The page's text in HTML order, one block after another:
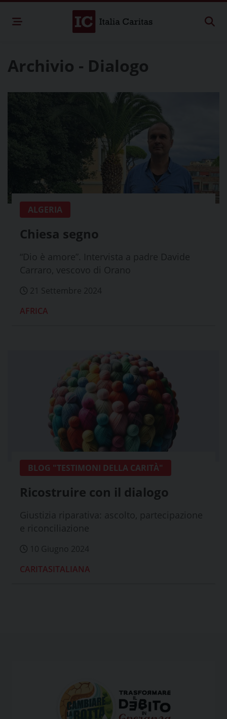
Archivio - Dialogo
ALGERIA
Chiesa segno
“Dio è amore”. Intervista a padre Davide
Carraro, vescovo di Orano
21 Settembre 2024
AFRICA
BLOG "TESTIMONI DELLA CARITÀ"
Ricostruire con il dialogo
Giustizia riparativa: ascolto, partecipazione
e riconciliazione
10 Giugno 2024
CARITASITALIANA